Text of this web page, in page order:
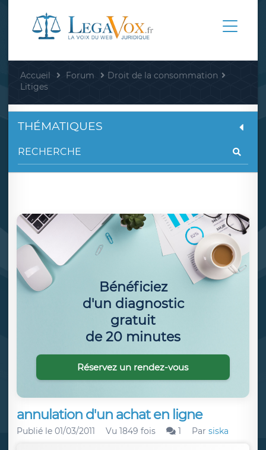
Accueil Forum
Droit de la consommation
Litiges
annulation d'un achat en ligne
Publié le 01/03/2011 Vu 1849 fois 1 Par siska
THÉMATIQUES
Bénéficiez
d'un diagnostic
gratuit
de 20 minutes
Réservez un rendez-vous